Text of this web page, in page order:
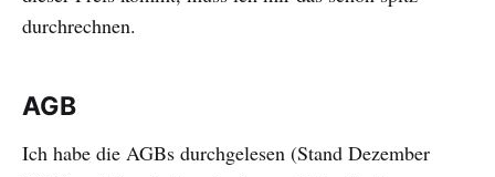
durchrechnen.
AGB
Ich habe die AGBs durchgelesen (Stand Dezember